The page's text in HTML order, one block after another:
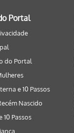
Portal
do Portal
e 10 Passos
Nascido
10 Passos